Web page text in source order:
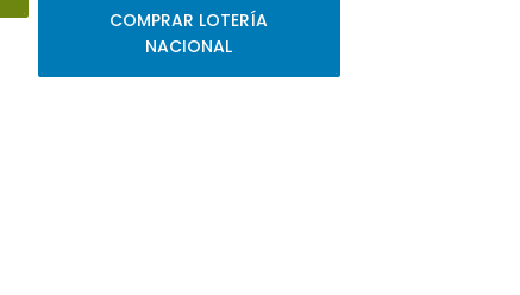
COMPRAR LOTERÍA
NACIONAL